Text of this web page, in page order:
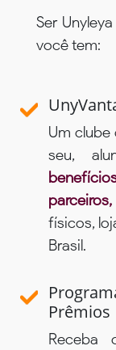
Ser
você tem:
Um
seu,
físicos,
Brasil.
Prêmios
Receba